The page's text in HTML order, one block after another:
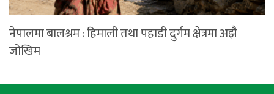
नेपालमा बालश्रम : हिमाली तथा पहाडी दुर्गम क्षेत्रमा अझै
जोखिम